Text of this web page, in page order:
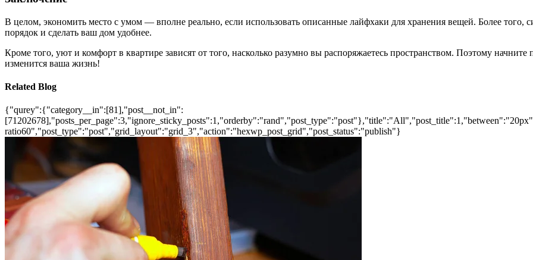
В целом, экономить место с умом — вполне реально, если использовать описанные лайфхаки для хранения вещей. Более того,
порядок и сделать ваш дом удобнее.
Кроме того, уют и комфорт в квартире зависят от того, насколько разумно вы распоряжаетесь пространством. Поэтому
изменится ваша жизнь!
Related Blog
{"qurey":{"category__in":[81],"post__not_in":
ratio60","post_type":"post","grid_layout":"grid_3","action":"hexwp_post_grid","post_status":"publish"}